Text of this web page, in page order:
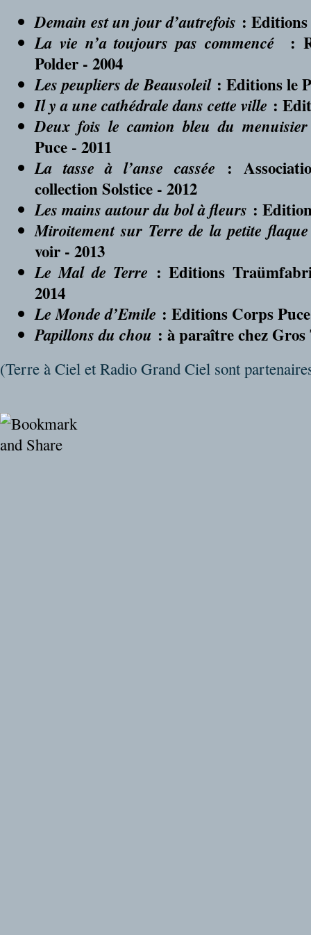
Demain est un jour d’autrefois : Editions
La vie n’a toujours pas commencé
:
Polder - 2004
Les peupliers de Beausoleil: Editions le
Il y a une cathédrale dans cette ville :
Deux fois le camion bleu du
Puce - 2011
La tasse à l’anse cassée :
collection Solstice - 2012
Les mains autour du bol à fleurs :
Miroitement sur Terre de la petite flaque
voir - 2013
Le Mal de Terre : Editions
2014
Le Monde d’Emile : Editions Corps
Papillons du chou : à paraître chez Gros
(Terre à Ciel et Radio Grand Ciel sont